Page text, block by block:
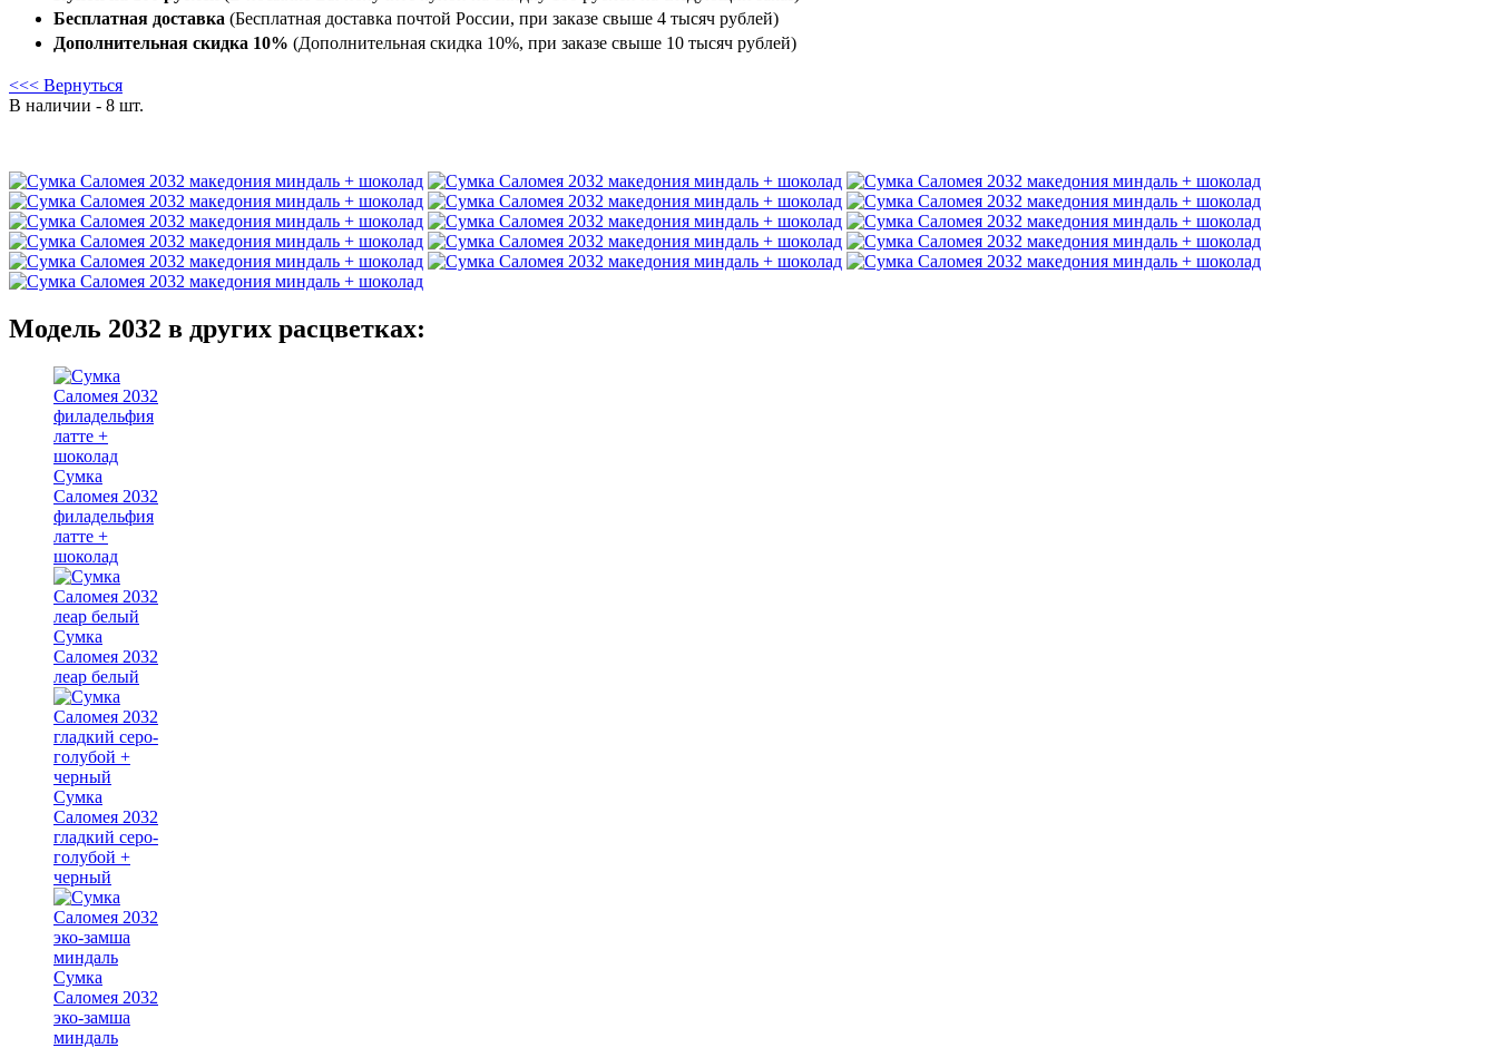
Бесплатная доставка (Бесплатная доставка почтой России, при заказе свыше 4 тысяч рублей)
Дополнительная скидка 10% (Дополнительная скидка 10%, при заказе свыше 10 тысяч рублей)
<<< Вернуться
В наличии - 8 шт.
Модель 2032 в других расцветках:
Сумка
Саломея 2032
филадельфия
латте +
шоколад
Сумка
Саломея 2032
леар белый
Сумка
Саломея 2032
гладкий серо-
голубой +
черный
Сумка
Саломея 2032
эко-замша
миндаль